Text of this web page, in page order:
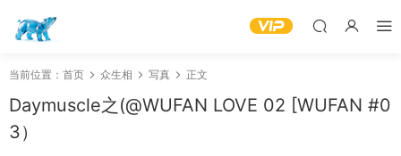
当前位置： 首页 众生相 写真 正文
Daymuscle之(@WUFAN LOVE 02 [WUFAN #0
3）